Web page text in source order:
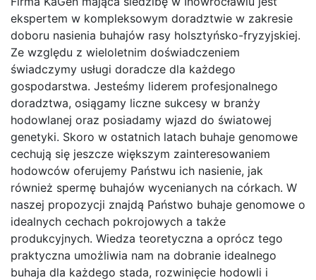
ekspertem w kompleksowym doradztwie w zakresie
doboru nasienia buhajów rasy holsztyńsko-fryzyjskiej.
Ze względu z wieloletnim doświadczeniem
świadczymy usługi doradcze dla każdego
gospodarstwa. Jesteśmy liderem profesjonalnego
doradztwa, osiągamy liczne sukcesy w branży
hodowlanej oraz posiadamy wjazd do światowej
genetyki. Skoro w ostatnich latach buhaje genomowe
cechują się jeszcze większym zainteresowaniem
hodowców oferujemy Państwu ich nasienie, jak
również spermę buhajów wycenianych na córkach. W
naszej propozycji znajdą Państwo buhaje genomowe o
idealnych cechach pokrojowych a także
produkcyjnych. Wiedza teoretyczna a oprócz tego
praktyczna umożliwia nam na dobranie idealnego
buhaja dla każdego stada, rozwinięcie hodowli i